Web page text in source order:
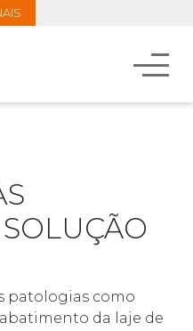
patologias como
da laje de